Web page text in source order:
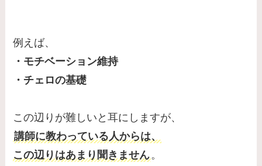
例えば、
・モチベーション維持
・チェロの基礎
この辺りが難しいと耳にしますが、
講師に教わっている人からは、
この辺りはあまり聞きません 。